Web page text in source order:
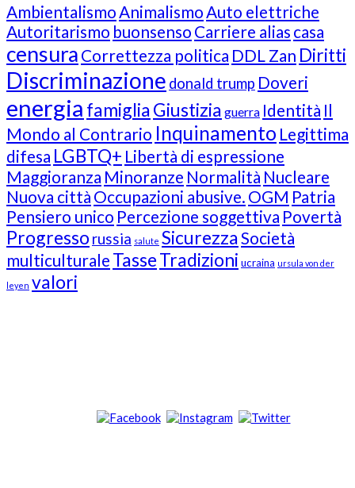
Ambientalismo Animalismo Auto elettriche
Autoritarismo buonsenso Carriere alias casa
censura Correttezza politica DDL Zan Diritti
Discriminazione donald trump Doveri
energia famigliaGiustizia guerra Identità Il
Mondo al Contrario Inquinamento Legittima
difesa LGBTQ+ Libertà di espressione
Maggioranza Minoranze Normalità Nucleare
Nuova città Occupazioni abusive. OGM Patria
Pensiero unico Percezione soggettiva Povertà
Progresso russia salute SicurezzaSocietà
multiculturale TasseTradizioni ucraina ursula von der
leyen valori